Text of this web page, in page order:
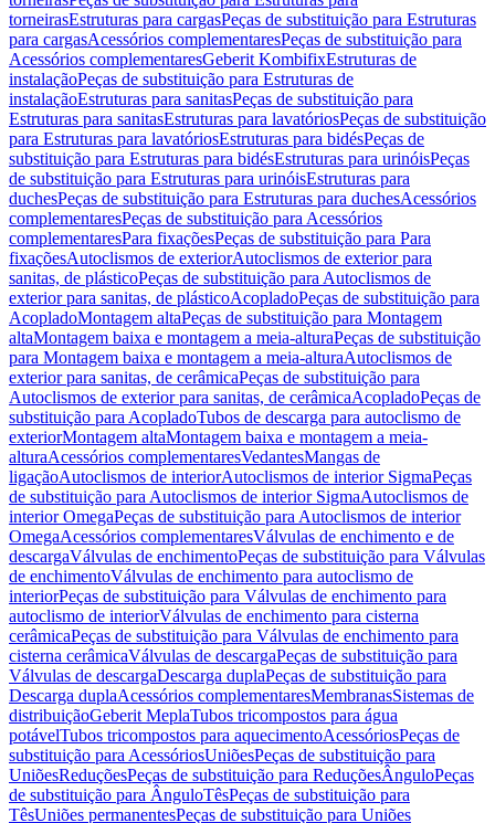
torneirasEstruturas para cargasPeças de substituição para Estruturas
para cargasAcessórios complementaresPeças de substituição para
Acessórios complementaresGeberit KombifixEstruturas de
instalaçãoPeças de substituição para Estruturas de
instalaçãoEstruturas para sanitasPeças de substituição para
Estruturas para sanitasEstruturas para lavatóriosPeças de substituição
para Estruturas para lavatóriosEstruturas para bidésPeças de
substituição para Estruturas para bidésEstruturas para urinóisPeças
de substituição para Estruturas para urinóisEstruturas para
duchesPeças de substituição para Estruturas para duchesAcessórios
complementaresPeças de substituição para Acessórios
complementaresPara fixaçõesPeças de substituição para Para
fixaçõesAutoclismos de exteriorAutoclismos de exterior para
sanitas, de plásticoPeças de substituição para Autoclismos de
exterior para sanitas, de plásticoAcopladoPeças de substituição para
AcopladoMontagem altaPeças de substituição para Montagem
altaMontagem baixa e montagem a meia-alturaPeças de substituição
para Montagem baixa e montagem a meia-alturaAutoclismos de
exterior para sanitas, de cerâmicaPeças de substituição para
Autoclismos de exterior para sanitas, de cerâmicaAcopladoPeças de
substituição para AcopladoTubos de descarga para autoclismo de
exteriorMontagem altaMontagem baixa e montagem a meia-
alturaAcessórios complementaresVedantesMangas de
ligaçãoAutoclismos de interiorAutoclismos de interior SigmaPeças
de substituição para Autoclismos de interior SigmaAutoclismos de
interior OmegaPeças de substituição para Autoclismos de interior
OmegaAcessórios complementaresVálvulas de enchimento e de
descargaVálvulas de enchimentoPeças de substituição para Válvulas
de enchimentoVálvulas de enchimento para autoclismo de
interiorPeças de substituição para Válvulas de enchimento para
autoclismo de interiorVálvulas de enchimento para cisterna
cerâmicaPeças de substituição para Válvulas de enchimento para
cisterna cerâmicaVálvulas de descargaPeças de substituição para
Válvulas de descargaDescarga duplaPeças de substituição para
Descarga duplaAcessórios complementaresMembranasSistemas de
distribuiçãoGeberit MeplaTubos tricompostos para água
potávelTubos tricompostos para aquecimentoAcessóriosPeças de
substituição para AcessóriosUniõesPeças de substituição para
UniõesReduçõesPeças de substituição para ReduçõesÂnguloPeças
de substituição para ÂnguloTêsPeças de substituição para
TêsUniões permanentesPeças de substituição para Uniões